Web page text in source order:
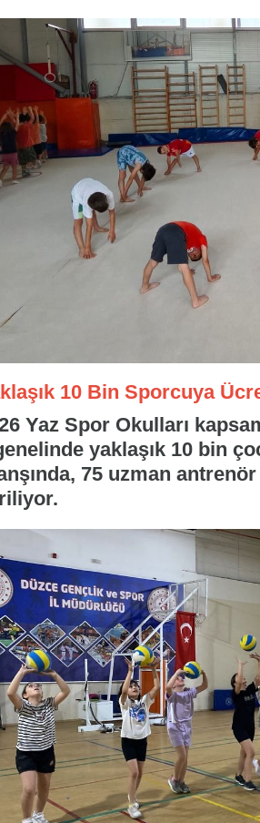
10 Bin Sporcuya
Yaz Spor Okulları
yaklaşık 10 bin
75 uzman